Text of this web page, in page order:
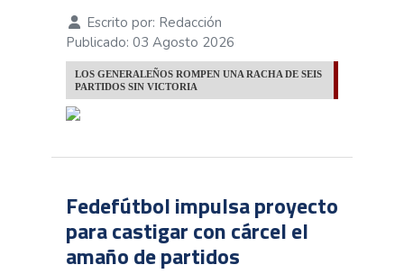
Escrito por: Redacción
Publicado: 03 Agosto 2026
LOS GENERALEÑOS ROMPEN UNA RACHA DE SEIS
PARTIDOS SIN VICTORIA
Fedefútbol impulsa proyecto
para castigar con cárcel el
amaño de partidos